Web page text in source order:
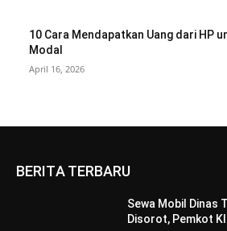
10 Cara Mendapatkan Uang dari HP
Modal
April 16, 2026
BERITA TERBARU
Sewa Mobil Dinas
Disorot, Pemkot